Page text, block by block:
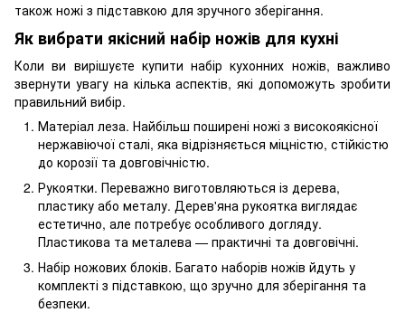
також ножі з підставкою для зручного зберігання.
Як вибрати якісний набір ножів для кухні
Коли ви вирішуєте купити набір кухонних ножів, важливо
звернути увагу на кілька аспектів, які допоможуть зробити
правильний вибір.
Матеріал леза. Найбільш поширені ножі з високоякісної
нержавіючої сталі, яка відрізняється міцністю, стійкістю
до корозії та довговічністю.
Рукоятки. Переважно виготовляються із дерева,
пластику або металу. Дерев'яна рукоятка виглядає
естетично, але потребує особливого догляду.
Пластикова та металева — практичні та довговічні.
Набір ножових блоків. Багато наборів ножів йдуть у
комплекті з підставкою, що зручно для зберігання та
безпеки.